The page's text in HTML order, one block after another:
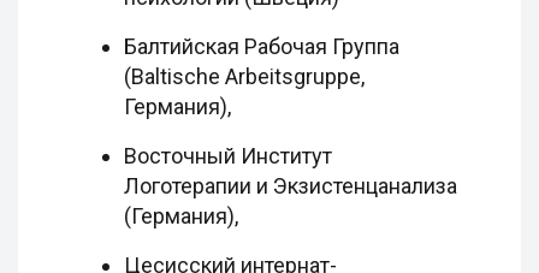
Балтийская Рабочая Группа
(Baltische Arbeitsgruppe,
Германия),
Восточный Институт
Логотерапии и Экзистенцанализа
(Германия),
Цесисский интернат-